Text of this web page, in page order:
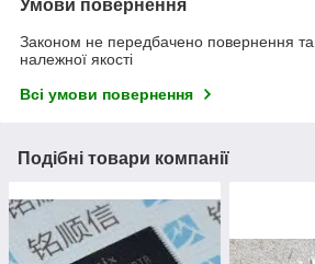
Умови повернення
Законом не передбачено повернення та
належної якості
Всі умови повернення
Подібні товари компанії